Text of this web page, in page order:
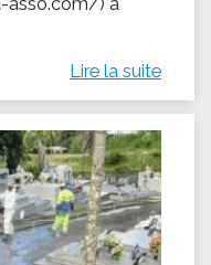
Lire la suite